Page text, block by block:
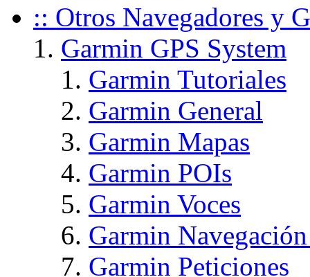
:: Otros Navegadores y
Garmin GPS System
Garmin Tutoriales
Garmin General
Garmin Mapas
Garmin POIs
Garmin Voces
Garmin
Garmin Peticiones